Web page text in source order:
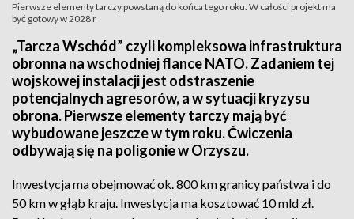
Pierwsze elementy tarczy powstaną do końca tego roku. W całości projekt ma
być gotowy w 2028 r
„Tarcza Wschód” czyli kompleksowa infrastruktura
obronna na wschodniej flance NATO. Zadaniem tej
wojskowej instalacji jest odstraszenie
potencjalnych agresorów, a w sytuacji kryzysu
obrona. Pierwsze elementy tarczy mają być
wybudowane jeszcze w tym roku. Ćwiczenia
odbywają się na poligonie w Orzyszu.
Inwestycja ma obejmować ok. 800 km granicy państwa i do
50 km w głąb kraju. Inwestycja ma kosztować 10 mld zł.